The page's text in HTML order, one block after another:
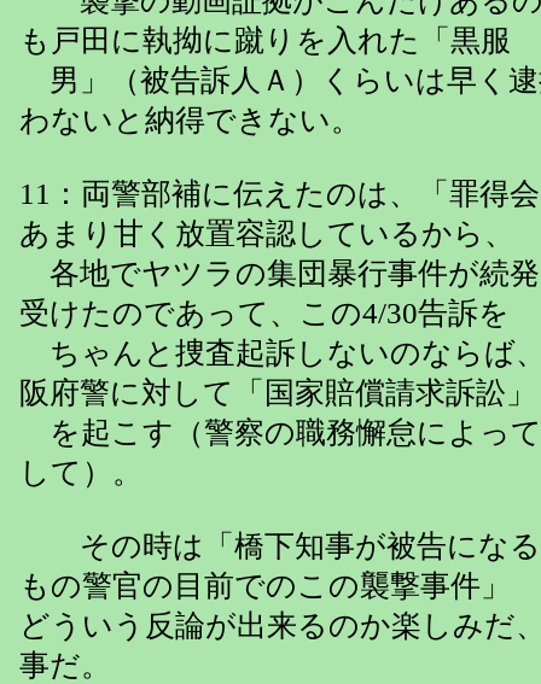
も戸田に執拗に蹴りを入れた「黒服
男」（被告訴人Ａ）くらいは早く
わないと納得できない。
11：両警部補に伝えたのは、「罪得
あまり甘く放置容認しているから、
各地でヤツラの集団暴行事件が続
受けたのであって、この4/30告訴を
ちゃんと捜査起訴しないのならば
阪府警に対して「国家賠償請求訴訟」
を起こす（警察の職務懈怠によっ
して）。
その時は「橋下知事が被告になる
もの警官の目前でのこの襲撃事件」
どういう反論が出来るのか楽しみだ
事だ。